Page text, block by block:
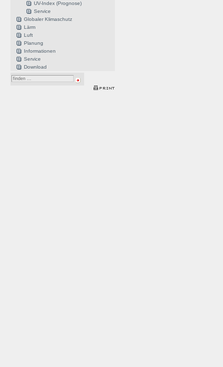
UV-Index (Prognose)
Service
Globaler Klimaschutz
Lärm
Luft
Planung
Informationen
Service
Download